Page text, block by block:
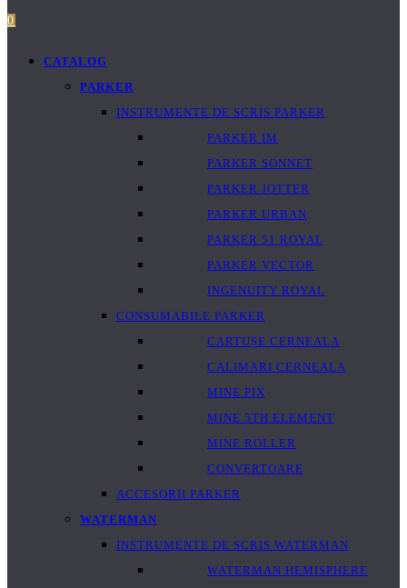
0
CATALOG
PARKER
INSTRUMENTE DE SCRIS PARKER
PARKER IM
PARKER SONNET
PARKER JOTTER
PARKER URBAN
PARKER 51 ROYAL
PARKER VECTOR
INGENUITY ROYAL
CONSUMABILE PARKER
CARTUȘE CERNEALA
CALIMARI CERNEALA
MINE PIX
MINE 5TH ELEMENT
MINE ROLLER
CONVERTOARE
ACCESORII PARKER
WATERMAN
INSTRUMENTE DE SCRIS WATERMAN
WATERMAN HEMISPHERE